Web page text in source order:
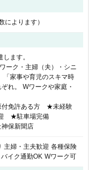
によります）
ます。
ーク・主婦（夫）・シニ
「家事や育児のスキマ時
れ。 Wワークや家庭・
免許ある方 ★未経験
★駐車場完備
保新聞店
主婦・主夫歓迎 各種保険
イク通勤OK Wワーク可